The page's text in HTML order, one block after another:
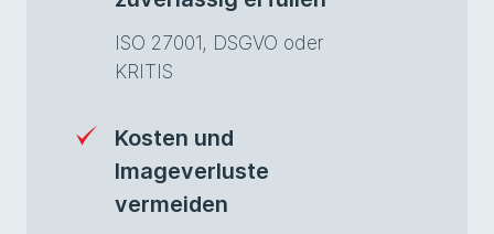
ISO 27001, DSGVO oder
KRITIS
Kosten und
Imageverluste
vermeiden